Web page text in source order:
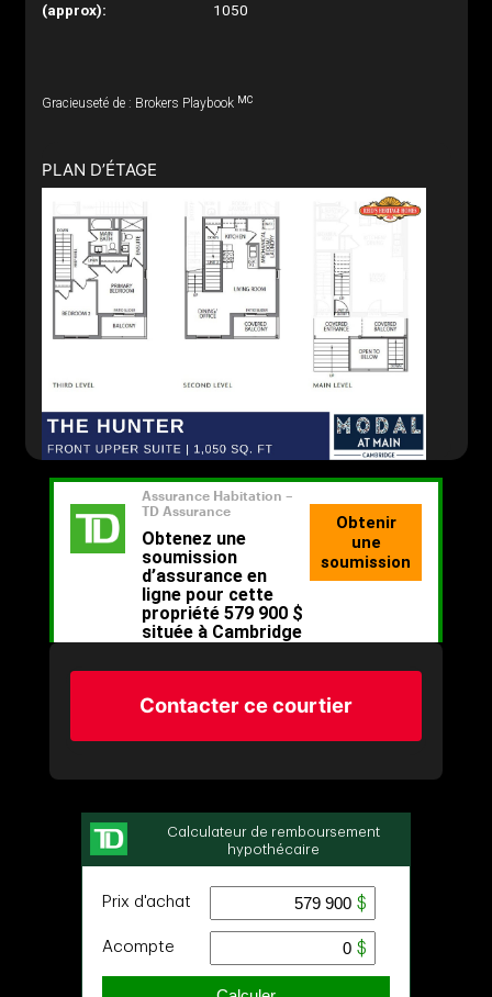
(approx):
1050
Gracieuseté de : Brokers Playbook MC
PLAN D’ÉTAGE
Contacter ce courtier